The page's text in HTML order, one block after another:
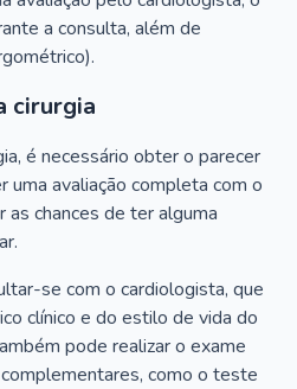
a consulta, além de
cirurgia
é necessário obter o parecer
uma avaliação completa com o
chances de ter alguma
se com o cardiologista, que
clínico e do estilo de vida do
pode realizar o exame
como o teste